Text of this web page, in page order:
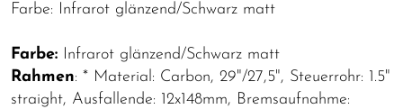
Farbe: Infrarot glänzend/Schwarz matt
Farbe: Infrarot glänzend/Schwarz matt
Rahmen: * Material: Carbon, 29"/27,5", Steuerrohr: 1.5"
straight, Ausfallende: 12x148mm, Bremsaufnahme: